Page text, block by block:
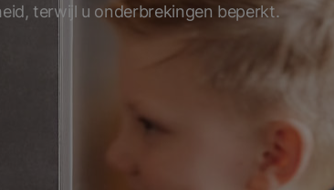
terwijl u onderbrekingen beperkt.